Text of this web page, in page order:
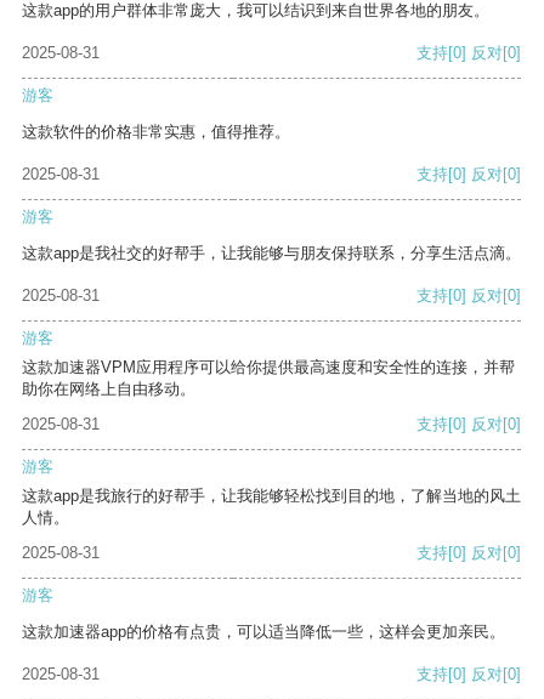
这款app的用户群体非常庞大，我可以结识到来自世界各地的朋友。
2025-08-31 支持[0] 反对[0]
游客
这款软件的价格非常实惠，值得推荐。
2025-08-31 支持[0] 反对[0]
游客
这款app是我社交的好帮手，让我能够与朋友保持联系，分享生活点滴。
2025-08-31 支持[0] 反对[0]
游客
这款加速器VPM应用程序可以给你提供最高速度和安全性的连接，并帮
助你在网络上自由移动。
2025-08-31
支持[0] 反对[0]
游客
这款app是我旅行的好帮手，让我能够轻松找到目的地，了解当地的风土
人情。
2025-08-31
支持[0] 反对[0]
游客
这款加速器app的价格有点贵，可以适当降低一些，这样会更加亲民。
2025-08-31 支持[0] 反对[0]